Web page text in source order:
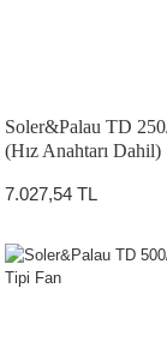
Soler&Palau TD
(Hız Anahtarı Dahil)
7.027,54 TL